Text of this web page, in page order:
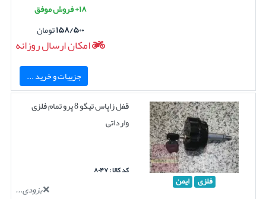
۱۸+ فروش موفق
۱۵۸/۵۰۰تومان
امکان ارسال روزانه
جزییات و خرید ...
فلزی ایمن
قفل زاپاس تیگو 8 پرو تمام فلزی
وارداتی
کد کالا : ۸۰۴۷
بزودی...